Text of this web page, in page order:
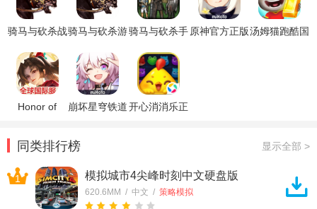
骑马与砍杀战骑马与砍杀游骑马与砍杀手
(Flourishing
Empires)
原神官方正版汤姆猫跑酷国
Honor of
崩坏星穹铁道开心消消乐正
同类排行榜 显示全部 >
1 模拟城市4尖峰时刻中文硬盘版
620.6MM / 中文 / 策略模拟